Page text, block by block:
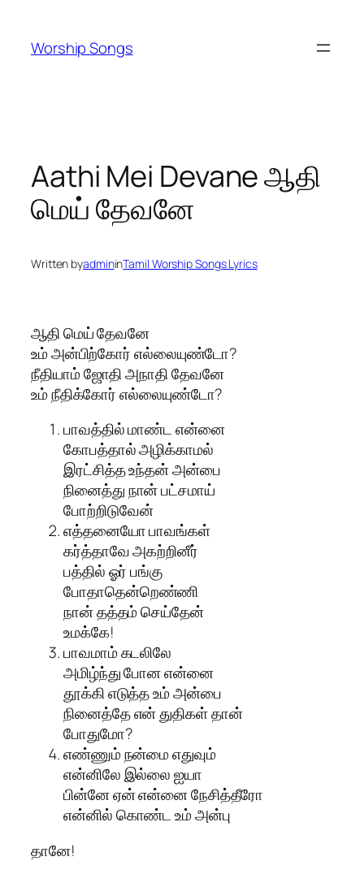
content
Worship Songs
Aathi Mei Devane ஆதி
மெய் தேவனே
Written byadmininTamil Worship Songs Lyrics
ஆதி மெய் தேவனே
உம் அன்பிற்கோர் எல்லையுண்டோ?
நீதியாம் ஜோதி அநாதி தேவனே
உம் நீதிக்கோர் எல்லையுண்டோ?
பாவத்தில் மாண்ட என்னை
கோபத்தால் அழிக்காமல்
இரட்சித்த உந்தன் அன்பை
நினைத்து நான் பட்சமாய்
போற்றிடுவேன்
எத்தனையோ பாவங்கள்
கர்த்தாவே அகற்றினீர்
பத்தில் ஓர் பங்கு
போதாதென்றெண்ணி
நான் தத்தம் செய்தேன்
உமக்கே!
பாவமாம் கடலிலே
அமிழ்ந்து போன என்னை
தூக்கி எடுத்த உம் அன்பை
நினைத்தே என் துதிகள் தான்
போதுமோ?
எண்ணும் நன்மை எதுவும்
என்னிலே இல்லை ஐயா
பின்னே ஏன் என்னை நேசித்தீரோ
என்னில் கொண்ட உம் அன்பு
தானே!